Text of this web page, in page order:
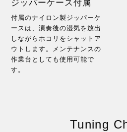
ジッパーケース付属
付属のナイロン製ジッパーケ
ースは、演奏後の湿気を放出
しながらホコリをシャットア
ウトします。メンテナンスの
作業台としても使用可能で
す。
Tuning